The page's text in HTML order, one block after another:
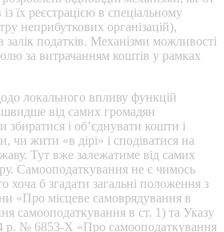
їх реєстрацією в спеціальному
неприбуткових організацій),
залік податків. Механізми можливості
за витрачанням коштів у рамках
локального впливу функцій
від самих громадян
збиратися і об’єднувати кошти і
чи жити «в дірі» і сподіватися на
Тут вже залежатиме від самих
Самооподаткування не є чимось
б згадати загальні положення з
«Про місцеве самоврядування в
самооподаткування в ст. 1) та Указу
р. № 6853-Х «Про самооподаткування